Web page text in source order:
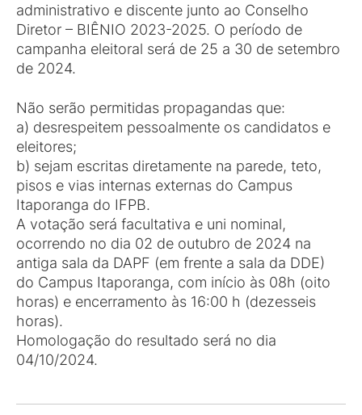
administrativo e discente junto ao Conselho
Diretor – BIÊNIO 2023-2025. O período de
campanha eleitoral será de 25 a 30 de setembro
de 2024.
Não serão permitidas propagandas que:
a) desrespeitem pessoalmente os candidatos e
eleitores;
b) sejam escritas diretamente na parede, teto,
pisos e vias internas externas do Campus
Itaporanga do IFPB.
A votação será facultativa e uni nominal,
ocorrendo no dia 02 de outubro de 2024 na
antiga sala da DAPF (em frente a sala da DDE)
do Campus Itaporanga, com início às 08h (oito
horas) e encerramento às 16:00 h (dezesseis
horas).
Homologação do resultado será no dia
04/10/2024.